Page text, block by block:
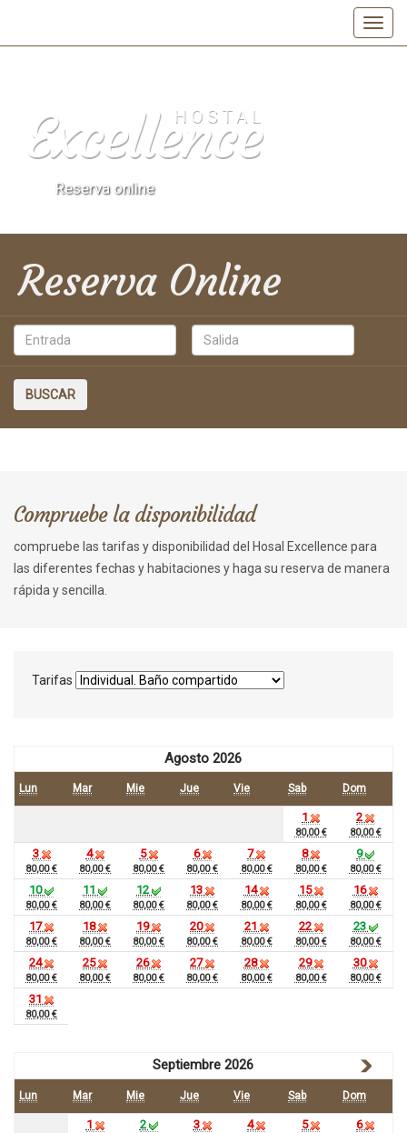
Reserva online
ReservaOnline
BUSCAR
Compruebe la disponibilidad
compruebe las tarifas y disponibilidad del Hosal Excellence para
las diferentes fechas y habitaciones y haga su reserva de manera
rápida y sencilla.
Tarifas
Agosto 2026
Lun Mar Mie Jue Vie Sab Dom
1
80,00 €
2
80,00 €
3
80,00 €
4
80,00 €
5
80,00 €
6
80,00 €
7
80,00 €
8
80,00 €
9
80,00 €
10
80,00 €
11
80,00 €
12
80,00 €
13
80,00 €
14
80,00 €
15
80,00 €
16
80,00 €
17
80,00 €
18
80,00 €
19
80,00 €
20
80,00 €
21
80,00 €
22
80,00 €
23
80,00 €
24
80,00 €
25
80,00 €
26
80,00 €
27
80,00 €
28
80,00 €
29
80,00 €
30
80,00 €
31
80,00 €
Septiembre 2026
Lun Mar Mie Jue Vie Sab Dom
1 2 3 4 5 6